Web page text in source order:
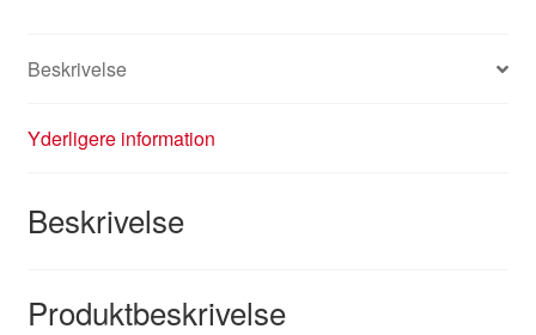
Beskrivelse
Yderligere information
Beskrivelse
Produktbeskrivelse